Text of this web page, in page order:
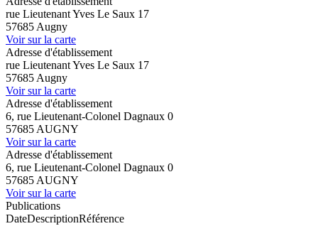
rue Lieutenant Yves Le Saux 17
57685 Augny
Voir sur la carte
Adresse d'établissement
rue Lieutenant Yves Le Saux 17
57685 Augny
Voir sur la carte
Adresse d'établissement
6, rue Lieutenant-Colonel Dagnaux 0
57685 AUGNY
Voir sur la carte
Adresse d'établissement
6, rue Lieutenant-Colonel Dagnaux 0
57685 AUGNY
Voir sur la carte
Publications
DateDescriptionRéférence